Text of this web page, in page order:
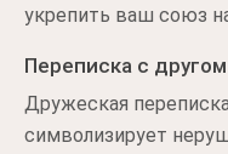
укрепить ваш союз
Переписка с другом
Дружеская
символизирует